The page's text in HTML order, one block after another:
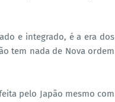
e integrado, é a era dos
tem nada de Nova ordem
pelo Japão mesmo com